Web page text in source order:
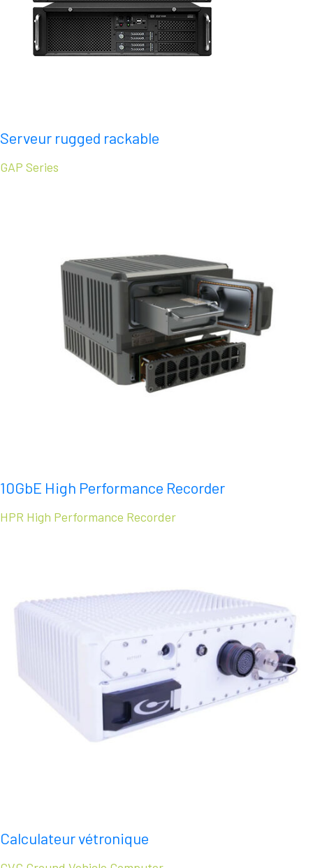
Serveur rugged rackable
GAP Series
10GbE High Performance Recorder
HPR High Performance Recorder
Calculateur vétronique